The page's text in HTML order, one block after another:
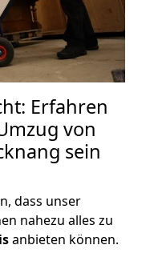
Erfahren
von
sein
dass unser
nahezu alles zu
anbieten können.